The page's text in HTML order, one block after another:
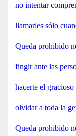
no intentar
llamarles sólo
Queda prohibido
fingir ante las
hacerte el
olvidar a toda la
Queda prohibido